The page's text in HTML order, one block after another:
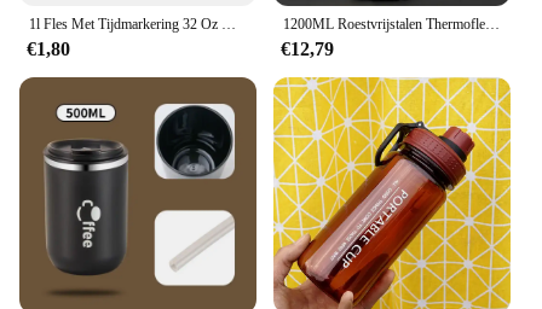
1l Fles Met Tijdmarkering 32 Oz Motiverende Herbruikbare Fitnesssporten Buitenshuis Reizen Lekvrij Bpa-Vrij Mat Plastic
€1,80
1200ML Roestvrijstalen Thermofles Draagbare Thermoskan Grote Capaciteit Thermo Waterfles Tumbler Thermosflessen Outdoor Thermosflessen
€12,79